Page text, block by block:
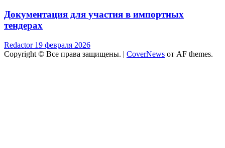
Документация для участия в импортных
тендерах
Redactor 19 февраля 2026
Copyright © Все права защищены. | CoverNews от AF themes.